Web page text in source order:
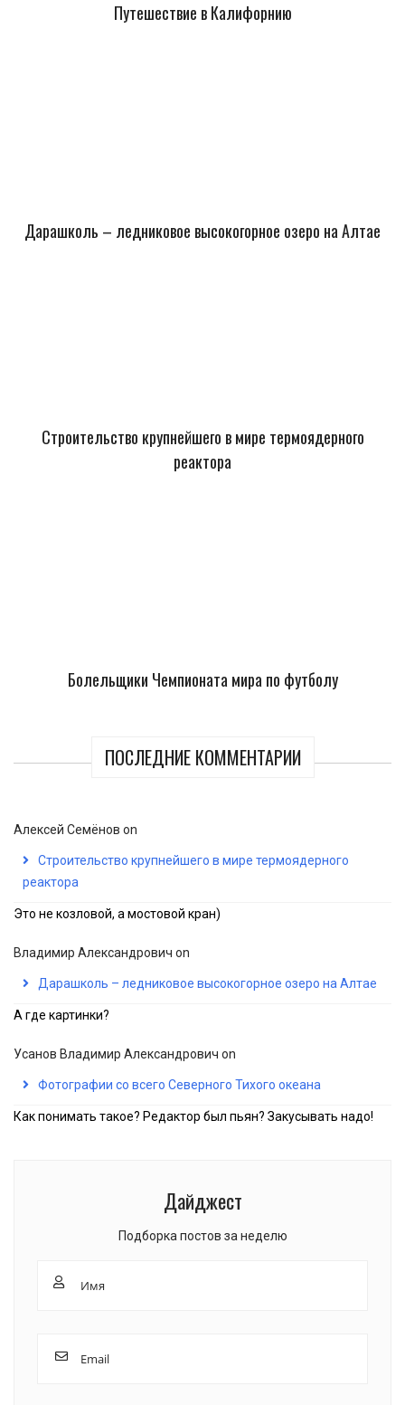
Путешествие в Калифорнию
Дарашколь – ледниковое высокогорное озеро на Алтае
Строительство крупнейшего в мире термоядерного
реактора
Болельщики Чемпионата мира по футболу
ПОСЛЕДНИЕ КОММЕНТАРИИ
Алексей Семёнов on
Строительство крупнейшего в мире термоядерного
реактора
Это не козловой, а мостовой кран)
Владимир Александрович on
Дарашколь – ледниковое высокогорное озеро на Алтае
А где картинки?
Усанов Владимир Александрович on
Фотографии со всего Северного Тихого океана
Как понимать такое? Редактор был пьян? Закусывать надо!
Дайджест
Подборка постов за неделю